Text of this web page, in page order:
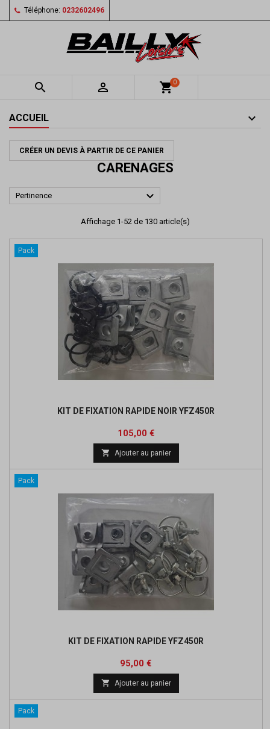
Téléphone: 0232602496
  shopping_cart0
ACCUEIL
CRÉER UN DEVIS À PARTIR DE CE PANIER
CARENAGES
Pertinence 
Affichage 1-52 de 130 article(s)
Pack
KIT DE FIXATION RAPIDE NOIR YFZ450R
Prix
105,00 €
 Ajouter au panier
Pack
KIT DE FIXATION RAPIDE YFZ450R
Prix
95,00 €
 Ajouter au panier
Pack